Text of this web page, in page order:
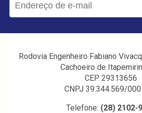
Rodovia Engenheiro Fabiano
Cachoeiro de
CEP 29313656
CNPJ 39.344.569/
Telefone: (28) 2102-